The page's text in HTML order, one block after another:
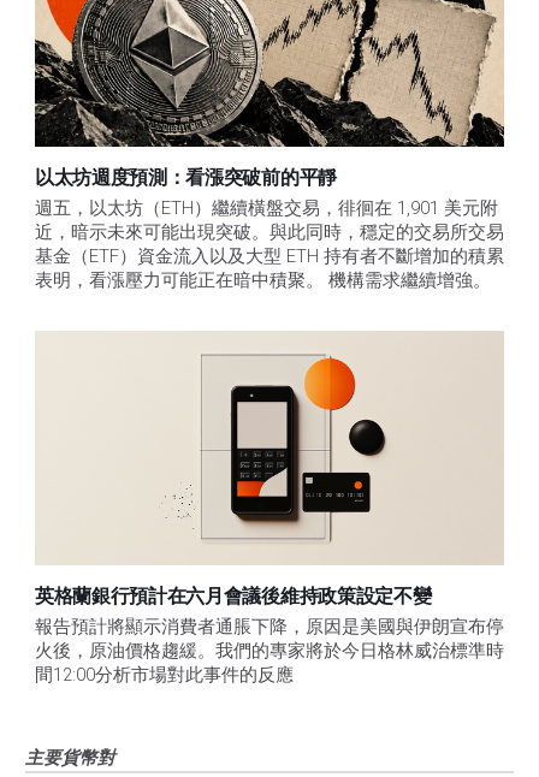
以太坊週度預測：看漲突破前的平靜
週五，以太坊（ETH）繼續橫盤交易，徘徊在 1,901 美元附
近，暗示未來可能出現突破。與此同時，穩定的交易所交易
基金（ETF）資金流入以及大型 ETH 持有者不斷增加的積累
表明，看漲壓力可能正在暗中積聚。 機構需求繼續增強。
英格蘭銀行預計在六月會議後維持政策設定不變
報告預計將顯示消費者通脹下降，原因是美國與伊朗宣布停
火後，原油價格趨緩。我們的專家將於今日格林威治標準時
間12:00分析市場對此事件的反應
主要貨幣對